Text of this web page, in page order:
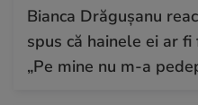
Bianca Drăgușanu
spus că hainele ei ar
„Pe mine nu m-a